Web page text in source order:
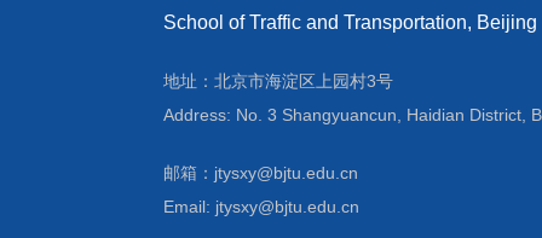
School of Traffic and Transportation,
地址：北京市海淀区上园村3号
Address: No. 3 Shangyuancun, Haidian District,
邮箱：jtysxy@bjtu.edu.cn
Email: jtysxy@bjtu.edu.cn